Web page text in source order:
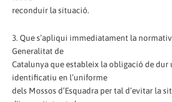
reconduir la situació.
3. Que s’apliqui immediatament la
Generalitat de
Catalunya que estableix la obligació de
identificatiu en l’uniforme
dels Mossos d’Esquadra per tal d’evitar la